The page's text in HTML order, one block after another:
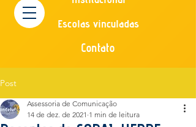
Escolas vinculadas
Contato
Post
Assessoria de Comunicação
14 de dez. de 2021 1 min de leitura